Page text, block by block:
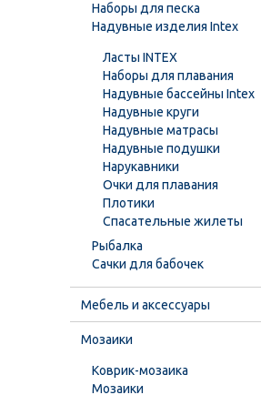
Наборы для песка
Надувные изделия Intex
Ласты INTEX
Наборы для плавания
Надувные бассейны Intex
Надувные круги
Надувные матрасы
Надувные подушки
Нарукавники
Очки для плавания
Плотики
Спасательные жилеты
Рыбалка
Сачки для бабочек
Мебель и аксессуары
Мозаики
Коврик-мозаика
Мозаики